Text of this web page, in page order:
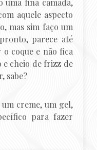
uma fina camada,
aquele aspecto
mas sim faço um
parece até
o coque e não fica
e cheio de frizz de
sabe?
creme, um gel,
para fazer